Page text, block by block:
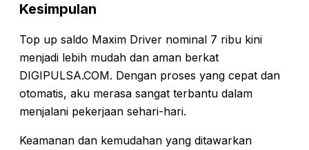
Kesimpulan
Top up saldo Maxim Driver nominal 7 ribu kini
menjadi lebih mudah dan aman berkat
DIGIPULSA.COM. Dengan proses yang cepat dan
otomatis, aku merasa sangat terbantu dalam
menjalani pekerjaan sehari-hari.
Keamanan dan kemudahan yang ditawarkan